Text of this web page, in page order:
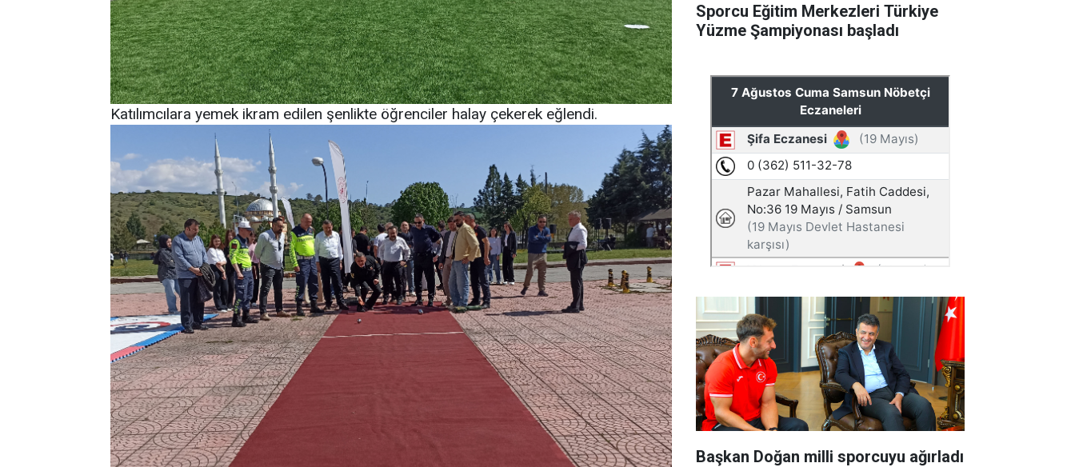
Katılımcılara yemek ikram edilen şenlikte öğrenciler halay çekerek eğlendi.
Sporcu Eğitim Merkezleri Türkiye
Yüzme Şampiyonası başladı
Başkan Doğan milli sporcuyu ağırladı